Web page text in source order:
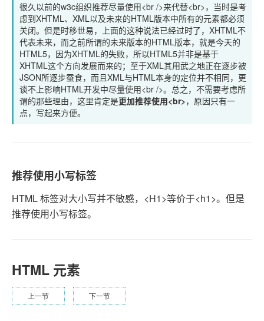
很久以前的w3c组织推荐尽量使用<br />来代替<br>，当时是考
虑到XHTML、XML以及未来的HTML版本中所有的元素都必须
关闭。但是时移世易，上面的这种说法已经过时了，XHTML不
代表未来，而之前所谓的未来版本的HTML版本，就是今天的
HTML5，因为XHTML的失败，所以HTML5并非是基于
XHTML这个方向发展而来的；至于XML其用武之地正在逐步被
JSON所逐步蚕食，而且XML与HTML本身的定位并不相同，更
谈不上影响HTML开发中尽量使用<br />。总之，不需要考虑所
谓的那些理由，这里肯定是更加推荐使用<br>，原因只有一
点，写起来方便。
推荐使用小写标签
HTML 标签对大小写并不敏感，<H1>等价于<h1>。但是
推荐使用小写标签。
HTML 元素
上一节 下一节